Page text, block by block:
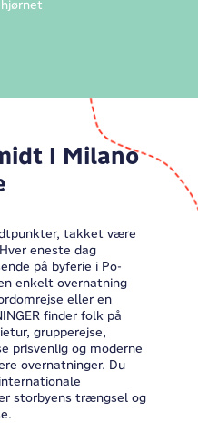
I Milano
takket være
eneste dag
på byferie i Po-
enkelt overnatning
eller en
finder folk på
grupperejse,
prisvenlig og moderne
overnatninger. Du
storbyens trængsel og